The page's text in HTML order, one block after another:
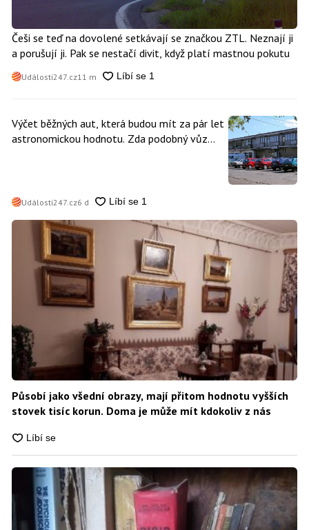
Češi se teď na dovolené setkávají se značkou ZTL. Neznají ji
a porušují ji. Pak se nestačí divit, když platí mastnou pokutu
Události247.cz11 m
Výčet běžných aut, která budou mít za pár let
astronomickou hodnotu. Zda podobný vůz
Události247.cz6 d
Působí jako všední obrazy, mají přitom hodnotu vyšších
stovek tisíc korun. Doma je může mít kdokoliv z nás